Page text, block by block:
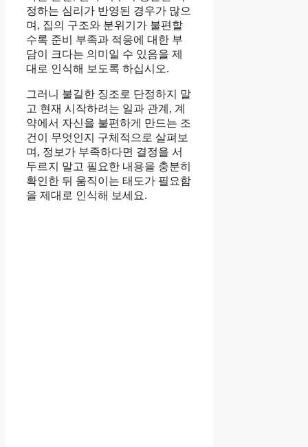
정하는 심리가 반영된 경우가 많으
며, 집의 구조와 분위기가 불편할
수록 준비 부족과 적응에 대한 부
담이 크다는 의미일 수 있음을 제
대로 인식해 보도록 하십시오.
그러니 불길한 징조로 단정하지 말
고 현재 시작하려는 일과 관계, 계
약에서 자신을 불편하게 만드는 조
건이 무엇인지 구체적으로 살펴보
며, 정보가 부족하다면 결정을 서
두르지 말고 필요한 내용을 충분히
확인한 뒤 움직이는 태도가 필요함
을 제대로 인식해 보세요.